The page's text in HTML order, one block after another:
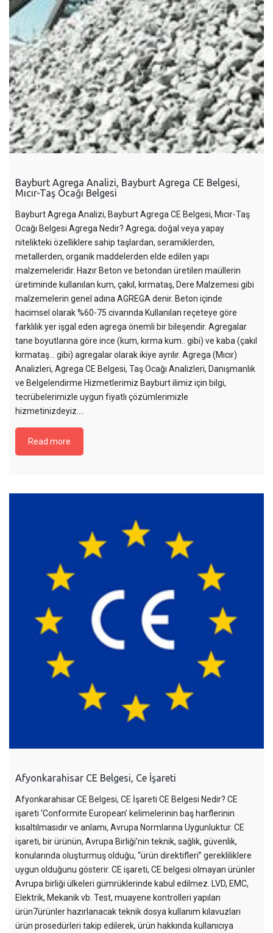
Bayburt Agrega Analizi, Bayburt Agrega CE Belgesi,
Mıcır-Taş Ocağı Belgesi
Bayburt Agrega Analizi, Bayburt Agrega CE Belgesi, Mıcır-Taş
Ocağı Belgesi Agrega Nedir? Agrega; doğal veya yapay
nitelikteki özelliklere sahip taşlardan, seramiklerden,
metallerden, organik maddelerden elde edilen yapı
malzemeleridir. Hazır Beton ve betondan üretilen maüllerin
üretiminde kullanılan kum, çakıl, kırmataş, Dere Malzemesi gibi
malzemelerin genel adına AGREGA denir. Beton içinde
hacimsel olarak %60-75 civarında Kullanılan reçeteye göre
farklılık yer işgal eden agrega önemli bir bileşendir. Agregalar
tane boyutlarına göre ince (kum, kırma kum.. gibi) ve kaba (çakıl
kırmataş… gibi) agregalar olarak ikiye ayrılır. Agrega (Mıcır)
Analizleri, Agrega CE Belgesi, Taş Ocağı Analizleri, Danışmanlık
ve Belgelendirme Hizmetlerimiz Bayburt ilimiz için bilgi,
tecrübelerimizle uygun fiyatlı çözümlerimizle
hizmetinizdeyiz....
Read more
Afyonkarahisar CE Belgesi, Ce İşareti
Afyonkarahisar CE Belgesi, CE İşareti CE Belgesi Nedir? CE
işareti ‘Conformite European’ kelimelerinin baş harflerinin
kısaltılmasıdır ve anlamı, Avrupa Normlarına Uygunluktur. CE
işareti, bir ürünün, Avrupa Birliği’nin teknik, sağlık, güvenlik,
konularında oluşturmuş olduğu, “ürün direktifleri” gerekliliklere
uygun olduğunu gösterir. CE işareti, CE belgesi olmayan ürünler
Avrupa birliği ülkeleri gümrüklerinde kabul edilmez. LVD, EMC,
Elektrik, Mekanik vb. Test, muayene kontrolleri yapılan
ürün7ürünler hazırlanacak teknik dosya kullanım kılavuzları
ürün prosedürleri takip edilerek, ürün hakkında kullanıcıya